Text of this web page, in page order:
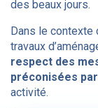
des beaux jours.
Dans le contexte
travaux
respect des
préconisées
activité.